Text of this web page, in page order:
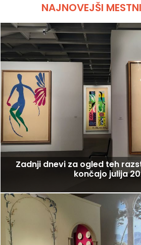
NAJNOVEJŠI
Zadnji dnevi za ogled teh
končajo julija